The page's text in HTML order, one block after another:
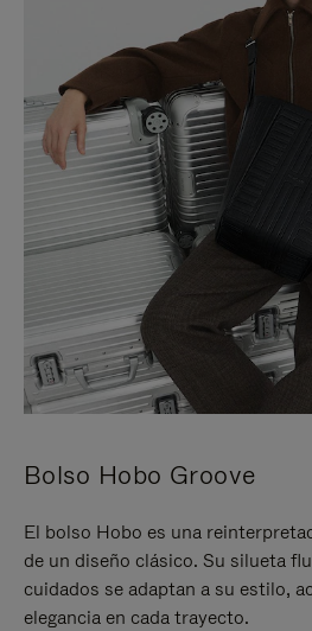
Bolso Hobo Groove
El bolso Hobo es una
de un diseño clásico. Su silueta
cuidados se adaptan a su estilo,
elegancia en cada trayecto.